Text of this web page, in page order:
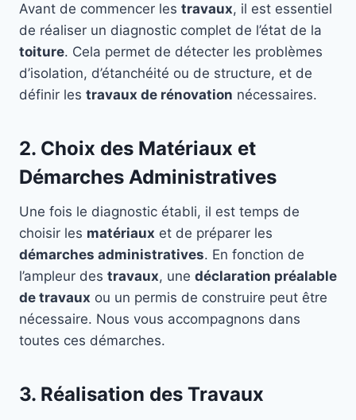
Avant de commencer les travaux, il est essentiel
de réaliser un diagnostic complet de l’état de la
toiture. Cela permet de détecter les problèmes
d’isolation, d’étanchéité ou de structure, et de
définir les travaux de rénovation nécessaires.
2. Choix des Matériaux et
Démarches Administratives
Une fois le diagnostic établi, il est temps de
choisir les matériaux et de préparer les
démarches administratives. En fonction de
l’ampleur des travaux, une déclaration préalable
de travaux ou un permis de construire peut être
nécessaire. Nous vous accompagnons dans
toutes ces démarches.
3. Réalisation des Travaux